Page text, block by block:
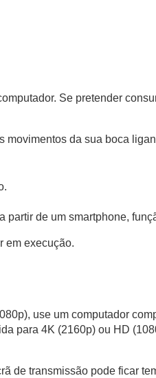
Se pretender
da sua boca
partir de um smartphone,
em execução.
use um computador
para 4K (2160p) ou HD
de transmissão pode ficar